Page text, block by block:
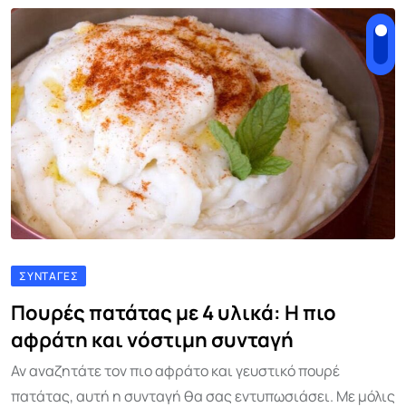
ΣΥΝΤΑΓΈΣ
Πουρές πατάτας με 4 υλικά: Η πιο
αφράτη και νόστιμη συνταγή
Αν αναζητάτε τον πιο αφράτο και γευστικό πουρέ
πατάτας, αυτή η συνταγή θα σας εντυπωσιάσει. Με μόλις